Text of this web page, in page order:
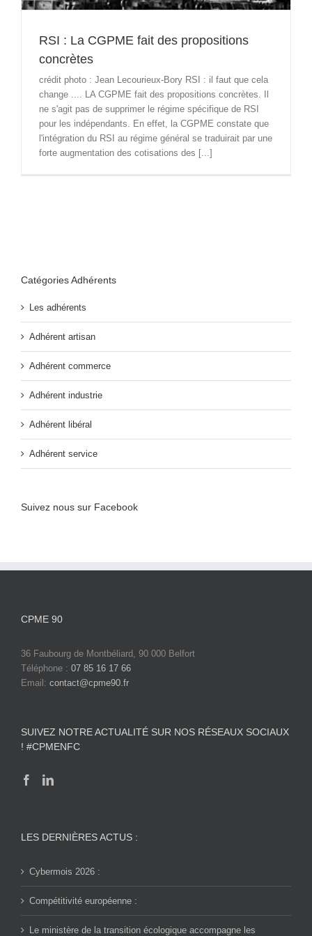
RSI : La CGPME fait des propositions
concrètes
crédit photo : Jean Lecourieux-Bory RSI : il faut que cela
change .... LA CGPME fait des propositions concrètes. Il
ne s'agit pas de supprimer le régime spécifique de RSI
pour les indépendants. En effet, la CGPME constate que
l'intégration du RSI au régime général se traduirait par une
forte augmentation des cotisations des [...]
Catégories Adhérents
Les adhérents
Adhérent artisan
Adhérent commerce
Adhérent industrie
Adhérent libéral
Adhérent service
Suivez nous sur Facebook
CPME 90
36 Faubourg de Montbéliard, 90 000 Belfort
Téléphone : 07 85 16 17 66
Email: contact@cpme90.fr
SUIVEZ NOTRE ACTUALITÉ SUR NOS RÉSEAUX SOCIAUX
! #CPMENFC
LES DERNIÈRES ACTUS :
Cybermois 2026 :
Compétitivité européenne :
Le ministère de la transition écologique accompagne les